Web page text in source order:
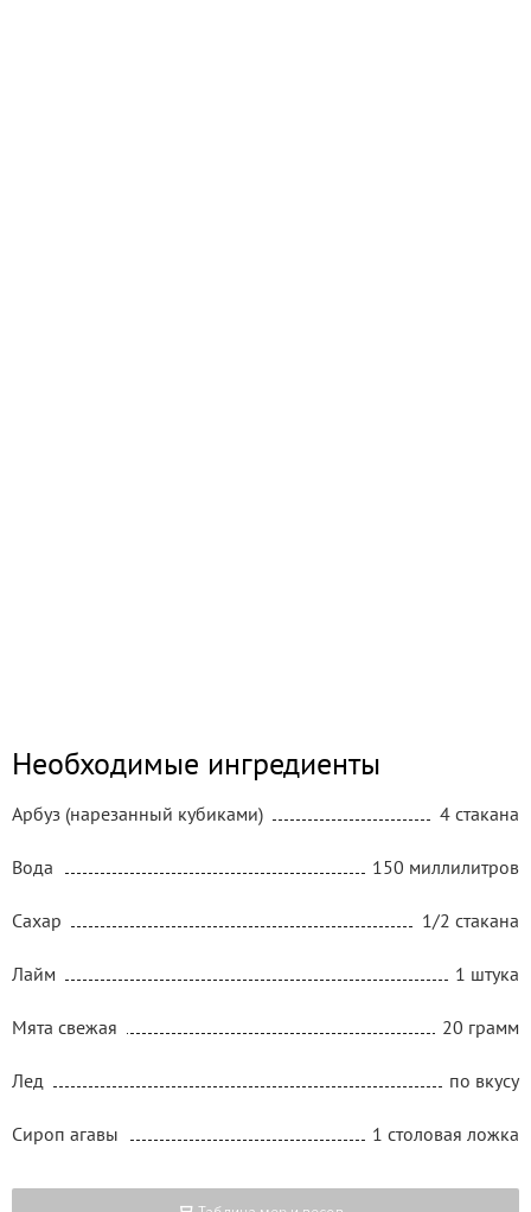
Необходимые ингредиенты
Арбуз (нарезанный кубиками) 4 стакана
Вода 150 миллилитров
Сахар 1/2 стакана
Лайм 1 штука
Мята свежая 20 грамм
Лед по вкусу
Сироп агавы 1 столовая ложка